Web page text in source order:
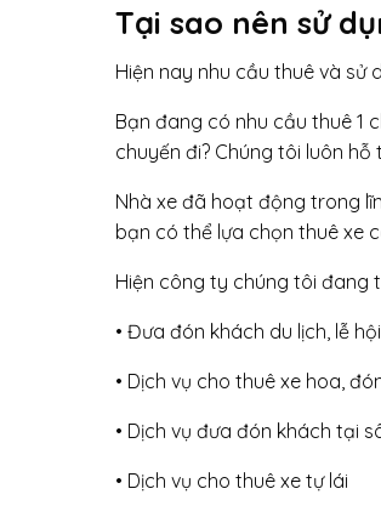
Tại sao nên sử
Hiện nay nhu cầu thuê và
Bạn đang có nhu cầu thuê 1
chuyến đi? Chúng tôi luôn hỗ
Nhà xe đã hoạt động trong
bạn có thể lựa chọn thuê xe
Hiện công ty chúng tôi đang
• Đưa đón khách du lịch, lễ hội
• Dịch vụ cho thuê xe hoa,
• Dịch vụ đưa đón khách tại
• Dịch vụ cho thuê xe tự lái